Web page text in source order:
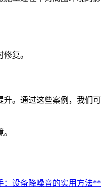
复。
升。通过这些案例，我们可
：设备降噪音的实用方法**